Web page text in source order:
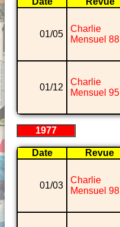
01/05
Charlie
Mensuel 88
01/12
Charlie
Mensuel 95
1977
Date Revue
01/03
Charlie
Mensuel 98